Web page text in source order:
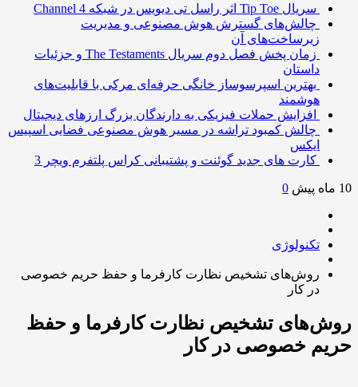
سریال Tip Toe اثر راسل تی دیویس در شبکه Channel 4
چالش‌های گسترش هوش مصنوعی و مدیریت
زیرساخت‌های آن
زمان پخش فصل دوم سریال The Testaments و جزئیات
داستان
بهترین اسپرسوساز خانگی حرفه‌ای مرکی با قابلیت‌های
هوشمند
افزایش حملات فیزیکی به دارندگان بزرگ ارزهای دیجیتال
چالش کمبود تراشه در مسیر هوش مصنوعی فضایی اسپیس
کارت های جدید گوئنت و پشتیبانی کراس پلتفرم ویچر 3
0
تکنولوژی
روش‌های تشخیص نظارت کارفرما و حفظ حریم خصوصی
در کار
تشخیص نظارت کارفرما و حفظ
خصوصی در کار